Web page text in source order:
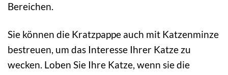
Bereichen.
Sie können die Kratzpappe auch mit Katzenminze
bestreuen, um das Interesse Ihrer Katze zu
wecken. Loben Sie Ihre Katze, wenn sie die